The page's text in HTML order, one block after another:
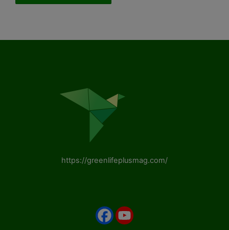
https://greenlifeplusmag.com/